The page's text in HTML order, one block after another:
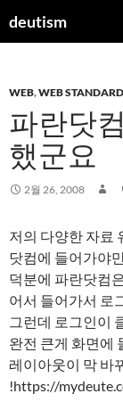
텐
건
너
뛰
기
deutism
색
WEB,WEB
파란닷
했군요
2월 26, 2008
저의 다양한 자료
닷컴에 들어가야
덕분에 파란닷컴
어서 들어가서 로
그런데 로그인이
완전 큰게 화면에
레이아웃이 막 바
!https://